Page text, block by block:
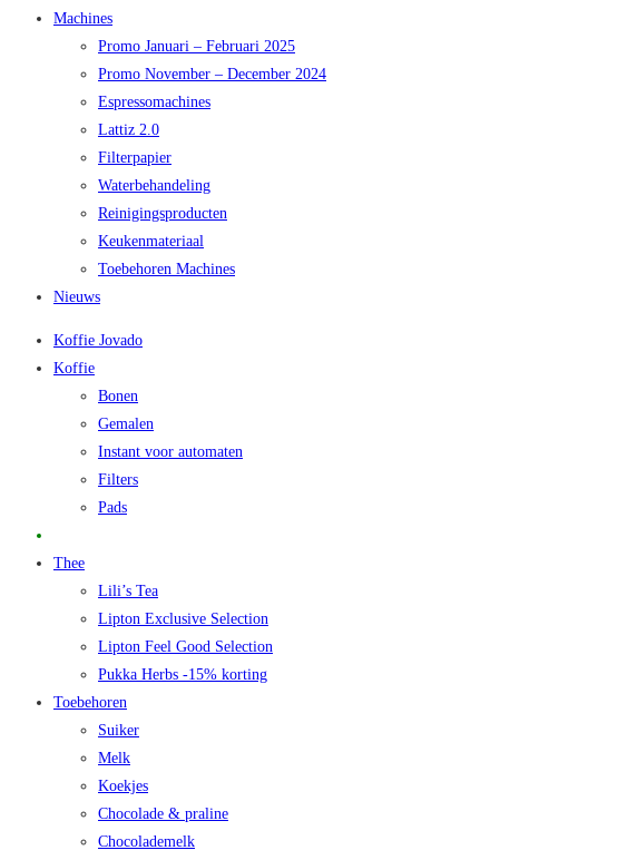
Machines
Promo Januari – Februari 2025
Promo November – December 2024
Espressomachines
Lattiz 2.0
Filterpapier
Waterbehandeling
Reinigingsproducten
Keukenmateriaal
Toebehoren Machines
Nieuws
Koffie Jovado
Koffie
Bonen
Gemalen
Instant voor automaten
Filters
Pads
Thee
Lili’s Tea
Lipton Exclusive Selection
Lipton Feel Good Selection
Pukka Herbs -15% korting
Toebehoren
Suiker
Melk
Koekjes
Chocolade & praline
Chocolademelk